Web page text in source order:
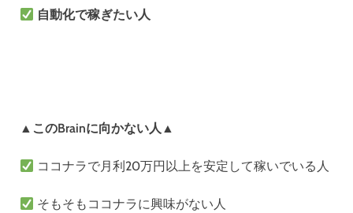
自動化で稼ぎたい人
▲このBrainに向かない人▲
ココナラで月利20万円以上を安定して稼いでいる人
そもそもココナラに興味がない人